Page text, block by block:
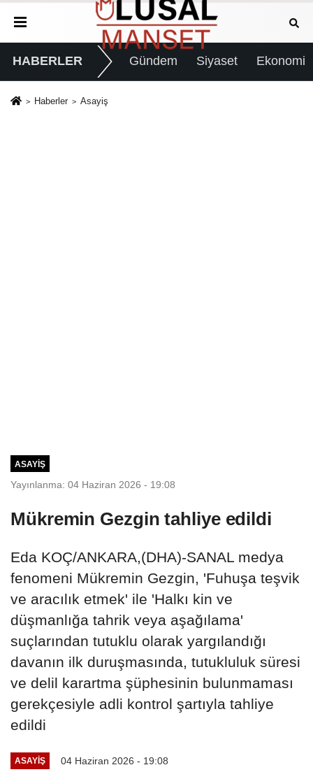
HABERLER Gündem Siyaset Ekonomi
Haberler Asayiş
ASAYIŞ
Yayınlanma: 04 Haziran 2026 - 19:08
Mükremin Gezgin tahliye edildi
Eda KOÇ/ANKARA,(DHA)-SANAL medya
fenomeni Mükremin Gezgin, 'Fuhuşa teşvik
ve aracılık etmek' ile 'Halkı kin ve
düşmanlığa tahrik veya aşağılama'
suçlarından tutuklu olarak yargılandığı
davanın ilk duruşmasında, tutukluluk süresi
ve delil karartma şüphesinin bulunmaması
gerekçesiyle adli kontrol şartıyla tahliye
edildi
ASAYIŞ 04 Haziran 2026 - 19:08